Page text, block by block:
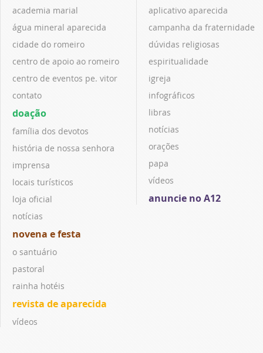
academia marial
água mineral aparecida
cidade do romeiro
centro de apoio ao romeiro
centro de eventos pe. vitor
contato
doação
família dos devotos
história de nossa senhora
imprensa
locais turísticos
loja oficial
notícias
novena e festa
o santuário
pastoral
rainha hotéis
revista de aparecida
vídeos
aplicativo aparecida
campanha da fraternidade
dúvidas religiosas
espiritualidade
igreja
infográficos
libras
notícias
orações
papa
vídeos
anuncie no A12